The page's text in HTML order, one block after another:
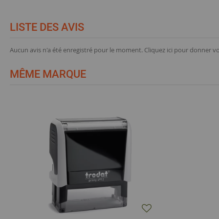
LISTE DES AVIS
Aucun avis n'a été enregistré pour le moment. Cliquez ici pour donner
MÊME MARQUE